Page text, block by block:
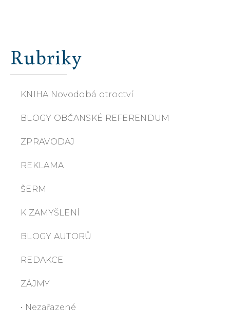
Rubriky
KNIHA Novodobá otroctví
BLOGY OBČANSKÉ REFERENDUM
ZPRAVODAJ
REKLAMA
ŠERM
K ZAMYŠLENÍ
BLOGY AUTORŮ
REDAKCE
ZÁJMY
• Nezařazené